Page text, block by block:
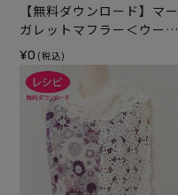
【無料ダウンロード】マー
ガレットマフラー＜ウール
キュート＞（レシピ）
¥0 (税込)